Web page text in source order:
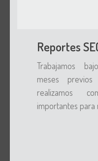
Reportes
Trabajamos
meses
realizamos
importantes para